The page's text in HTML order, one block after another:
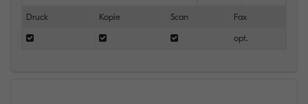
Druck Kopie Scan Fax
opt.